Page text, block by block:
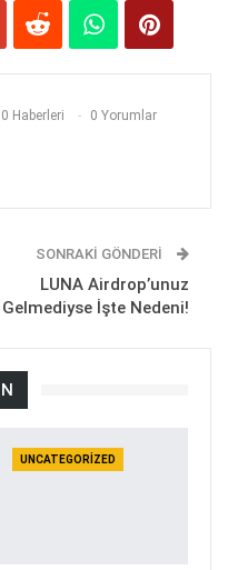
Haberleri 0 Yorumlar
SONRAKI GÖNDERI
LUNA Airdrop’unuz
Gelmediyse İşte Nedeni!
UNCATEGORIZED